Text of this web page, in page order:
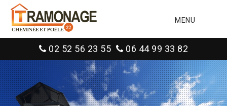
MENU
02 52 56 23 55 06 44 99 33 82